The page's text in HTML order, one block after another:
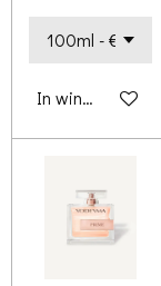
In winkelwagen